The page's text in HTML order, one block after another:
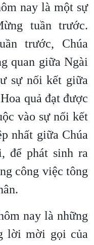
nay là một sự
tuần trước.
trước, Chúa
quan giữa Ngài
sự nối kết giữa
quả đạt được
vào sự nối kết
nhất giữa Chúa
để phát sinh ra
công việc tông
nay là những
lời mời gọi của